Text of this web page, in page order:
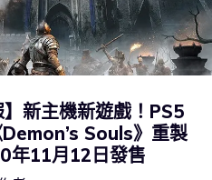
】新主機新遊戲！PS5
Souls》重製
年11月12日發售